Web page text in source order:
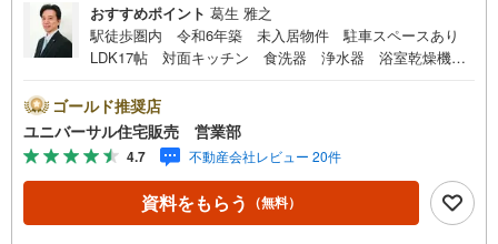
おすすめポイント 葛生 雅之
駅徒歩圏内 令和6年築 未入居物件 駐車スペースあり
LDK17帖 対面キッチン 食洗器 浄水器 浴室乾燥機
宅地 住環境良好です【古淵駅徒歩2分！店舗前駐車場完
備！】弊社は1993年に相模原にて開業し、地元の相模原・
町田を中心に数多くのお客様の住まい探しを支えてまいり
ました。「安心に・丁寧に・分かりやすく」を心がけなが
ら皆様のお役に立ちたいと思います。【何でもご相談くだ
さい！】不動産のご相談もお気軽にご連絡ください物件詳
ゴールド推奨店
ユニバーサル住宅販売 営業部
4.7 不動産会社レビュー 20件
資料をもらう （無料）